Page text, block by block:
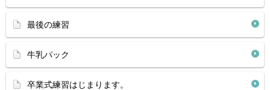
最後の練習
牛乳パック
卒業式練習はじまります。